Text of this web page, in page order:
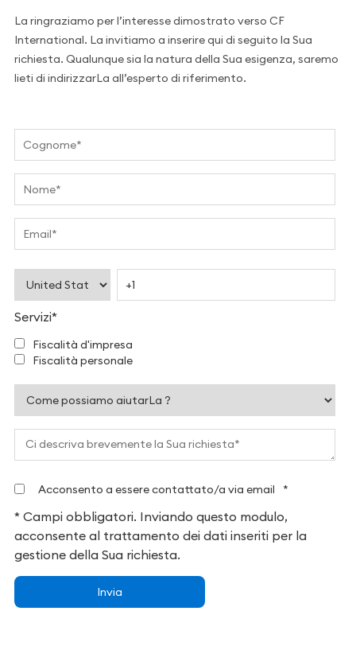
La ringraziamo per l’interesse dimostrato verso CF
International. La invitiamo a inserire qui di seguito la Sua
richiesta. Qualunque sia la natura della Sua esigenza, saremo
lieti di indirizzarLa all’esperto di riferimento.
Servizi*
Fiscalità d'impresa
Fiscalità personale
Acconsento a essere contattato/a via email *
* Campi obbligatori. Inviando questo modulo,
acconsente al trattamento dei dati inseriti per la
gestione della Sua richiesta.